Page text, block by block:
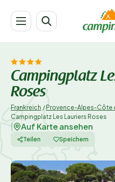
Campingplatz
Roses
Frankreich / Provence-Alpes-Côte
Campingplatz Les Lauriers Roses
Auf Karte ansehen
Teilen Speichern